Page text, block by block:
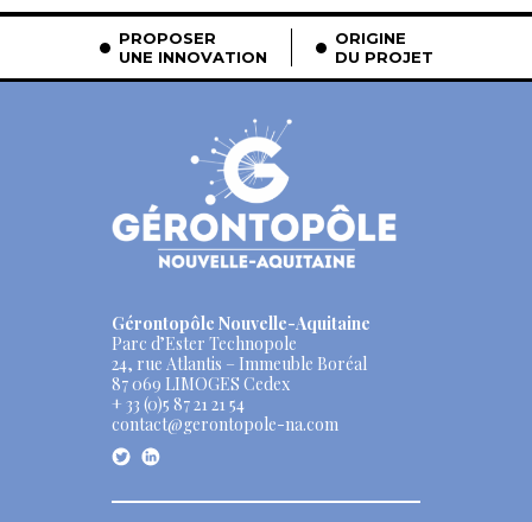
PROPOSER
UNE INNOVATION
ORIGINE
DU PROJET
Gérontopôle Nouvelle-Aquitaine
Parc d’Ester Technopole
24, rue Atlantis – Immeuble Boréal
87 069 LIMOGES Cedex
+ 33 (0)5 87 21 21 54
contact@gerontopole-na.com